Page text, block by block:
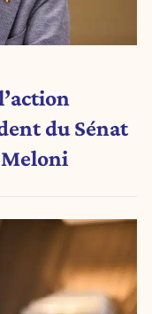
du Sénat
Meloni